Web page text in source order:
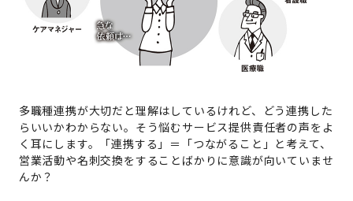
多職種連携が大切だと理解はしているけれど、どう連携した
らいいかわからない。そう悩むサービス提供責任者の声をよ
く耳にします。「連携する」＝「つながること」と考えて、
営業活動や名刺交換をすることばかりに意識が向いていませ
んか？